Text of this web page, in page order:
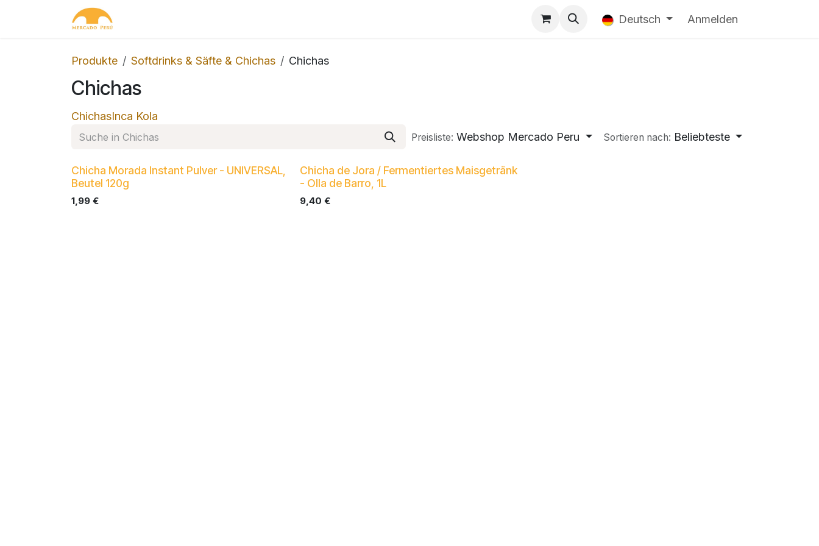
Zum Inhalt springen
Deutsch Anmelden
Produkte Softdrinks & Säfte & Chichas Chichas
Chichas
ChichasInca Kola
Preisliste: Webshop Mercado Peru Sortieren nach: Beliebteste
Chicha Morada Instant Pulver - UNIVERSAL,
Beutel 120g
1,99 €
Chicha de Jora / Fermentiertes Maisgetränk
- Olla de Barro, 1L
9,40 €